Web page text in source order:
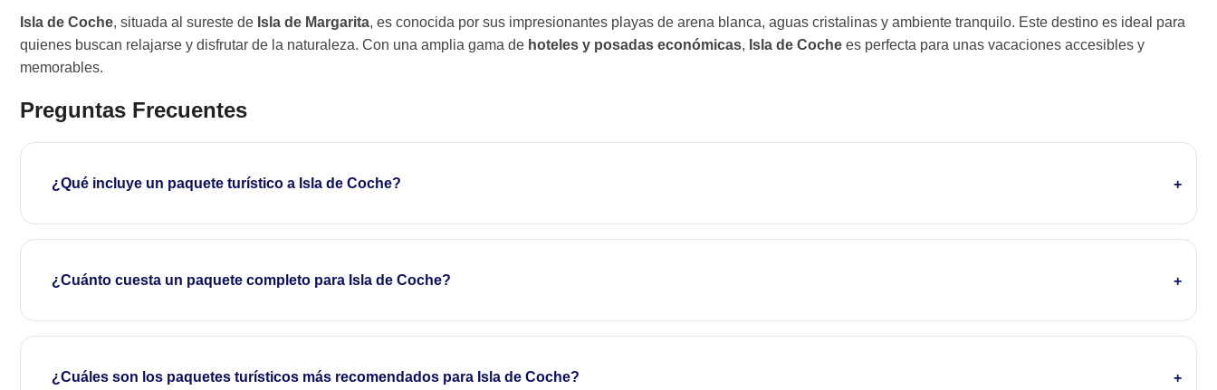
Isla de Coche, situada al sureste de Isla de Margarita, es conocida por sus impresionantes playas de arena blanca, aguas cristalinas y ambiente tranquilo. Este destino es ideal para
quienes buscan relajarse y disfrutar de la naturaleza. Con una amplia gama de hoteles y posadas económicas, Isla de Coche es perfecta para unas vacaciones accesibles y
memorables.
Preguntas Frecuentes
¿Qué incluye un paquete turístico a Isla de Coche?
¿Cuánto cuesta un paquete completo para Isla de Coche?
¿Cuáles son los paquetes turísticos más recomendados para Isla de Coche?